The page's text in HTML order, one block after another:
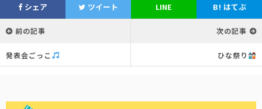
シェア ツイート LINE B! はてぶ
前の記事
発表会ごっこ
次の記事
ひな祭り